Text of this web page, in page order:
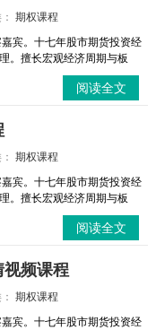
期权课程
宾。十七年股市期货投资经
。擅长宏观经济周期与板
阅读全文
期权课程
宾。十七年股市期货投资经
。擅长宏观经济周期与板
阅读全文
视频课程
期权课程
宾。十七年股市期货投资经